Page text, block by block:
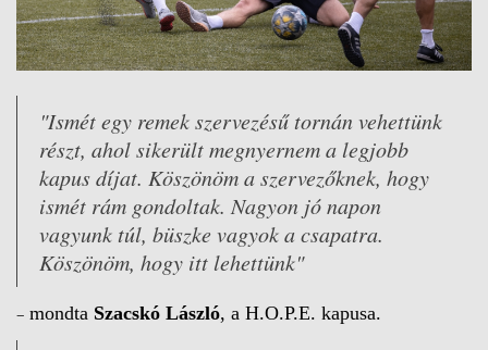
"Ismét egy remek szervezésű tornán vehettünk
részt, ahol sikerült megnyernem a legjobb
kapus díjat. Köszönöm a szervezőknek, hogy
ismét rám gondoltak. Nagyon jó napon
vagyunk túl, büszke vagyok a csapatra.
Köszönöm, hogy itt lehettünk"
– mondta Szacskó László, a H.O.P.E. kapusa.